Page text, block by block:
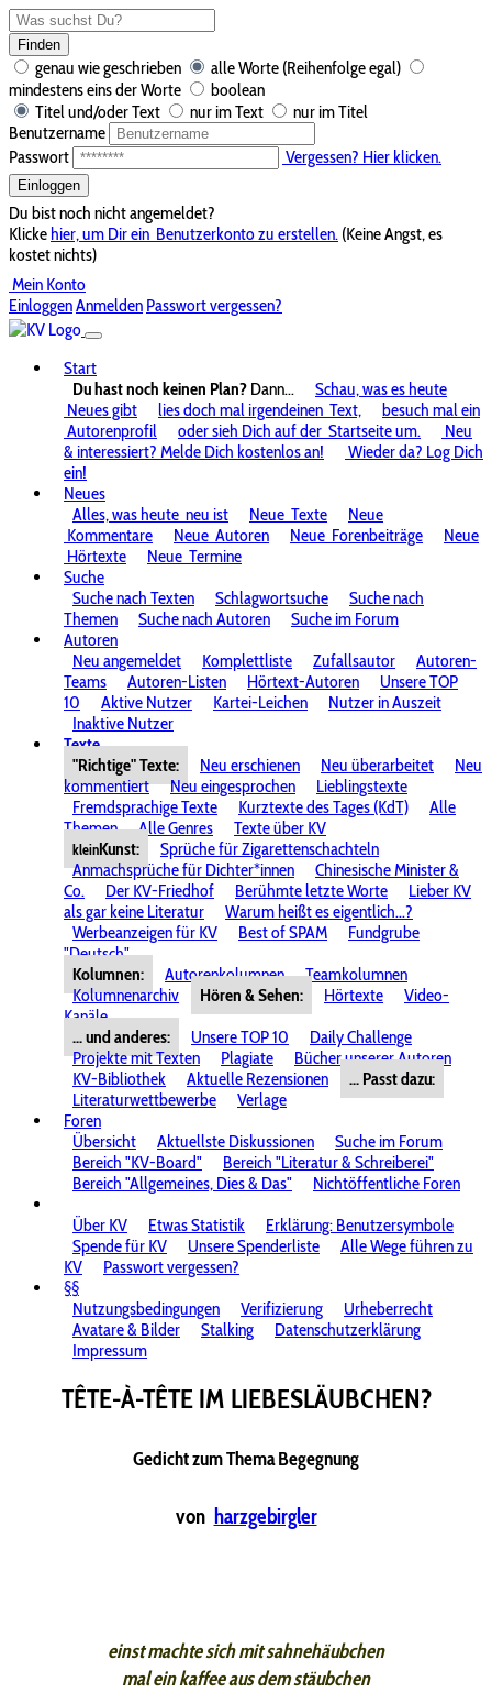
Finden
genau wie geschrieben
alle Worte (Reihenfolge egal)
mindestens eins der Worte
boolean
Titel und/oder Text
nur im Text
nur im Titel
Benutzername
Passwort
Vergessen? Hier klicken.
Einloggen
Du bist noch nicht angemeldet?
Klickehier, um Dir ein Benutzerkonto zu erstellen. (Keine Angst, es
kostet nichts)
Mein Konto
EinloggenAnmelden Passwort vergessen?
Start
Du hast noch keinen Plan? Dann...
Schau, was es heute
Neues gibt
lies doch mal irgendeinen Text,
besuch mal ein
Autorenprofil
oder sieh Dich auf der Startseite um.
Neu
& interessiert? Melde Dich kostenlos an!
Wieder da? Log Dich
ein!
Neues
Alles, was heute neu ist Neue Texte
Neue
Kommentare
Neue Autoren Neue Forenbeiträge
Neue
Hörtexte
Neue Termine
Suche
Suche nach Texten
Schlagwortsuche
Suche nach
Themen
Suche nach Autoren
Suche im Forum
Autoren
Neu angemeldet
Komplettliste Zufallsautor
Autoren-
Teams
Autoren-Listen Hörtext-Autoren
Unsere TOP
10
Aktive Nutzer Kartei-Leichen
Nutzer in Auszeit
Inaktive Nutzer
Texte
"Richtige" Texte:
Neu erschienen Neu überarbeitet
Neu
kommentiert
Neu eingesprochen
Lieblingstexte
Fremdsprachige Texte
Kurztexte des Tages (KdT)
Alle
Themen
Alle Genres Texte über KV
kleinKunst:
Sprüche für Zigarettenschachteln
Anmachsprüche für Dichter*innen
Chinesische Minister &
Co.
Der KV-Friedhof Berühmte letzte Worte
Lieber KV
als gar keine Literatur
Warum heißt es eigentlich...?
Werbeanzeigen für KV
Best of SPAM
Fundgrube
"Deutsch"
Kolumnen:
Autorenkolumnen
Teamkolumnen
Kolumnenarchiv
Hören & Sehen: Hörtexte
Video-
Kanäle
... und anderes:
Unsere TOP 10
Daily Challenge
Projekte mit Texten
Plagiate
Bücher unserer Autoren
KV-Bibliothek
Aktuelle Rezensionen
... Passt dazu:
Literaturwettbewerbe
Verlage
Foren
Übersicht
Aktuellste Diskussionen
Suche im Forum
Bereich "KV-Board"
Bereich "Literatur & Schreiberei"
Bereich "Allgemeines, Dies & Das"
Nichtöffentliche Foren
Über KV
Etwas Statistik
Erklärung: Benutzersymbole
Spende für KV
Unsere Spenderliste
Alle Wege führen zu
KV
Passwort vergessen?
§§
Nutzungsbedingungen
Verifizierung
Urheberrecht
Avatare & Bilder
Stalking
Datenschutzerklärung
Impressum
TÊTE-À-TÊTE IM LIEBESLÄUBCHEN?
Gedicht zum Thema Begegnung
von harzgebirgler
einst machte sich mit sahnehäubchen
mal ein kaffee aus dem stäubchen